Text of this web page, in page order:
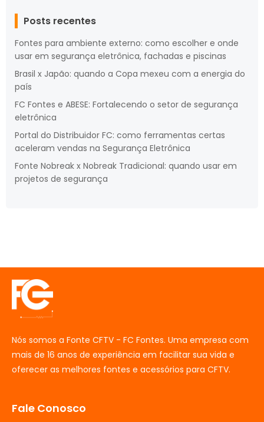
Posts recentes
Fontes para ambiente externo: como escolher e onde
usar em segurança eletrônica, fachadas e piscinas
Brasil x Japão: quando a Copa mexeu com a energia do
país
FC Fontes e ABESE: Fortalecendo o setor de segurança
eletrônica
Portal do Distribuidor FC: como ferramentas certas
aceleram vendas na Segurança Eletrônica
Fonte Nobreak x Nobreak Tradicional: quando usar em
projetos de segurança
Nós somos a Fonte CFTV - FC Fontes. Uma empresa com
mais de 16 anos de experiência em facilitar sua vida e
oferecer as melhores fontes e acessórios para CFTV.
Fale Conosco